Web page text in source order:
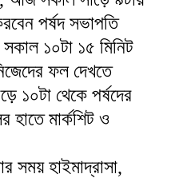
পর্ষদ সভাপতি
১০টা ১৫ মিনিট
ফল দেখতে
১০টা থেকে পর্ষদের
মার্কশিট ও
হাইমাদ্রাসা,